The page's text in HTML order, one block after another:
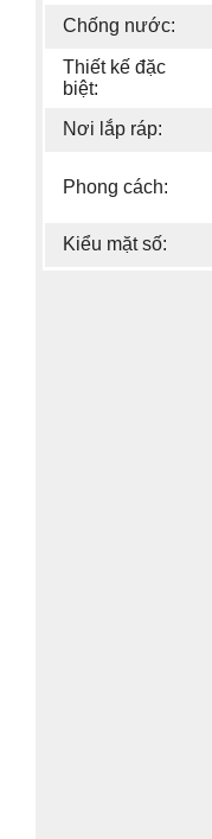
Chống nước:
Thiết kế đặc
biệt:
Nơi lắp ráp:
Phong cách:
Kiểu mặt số: